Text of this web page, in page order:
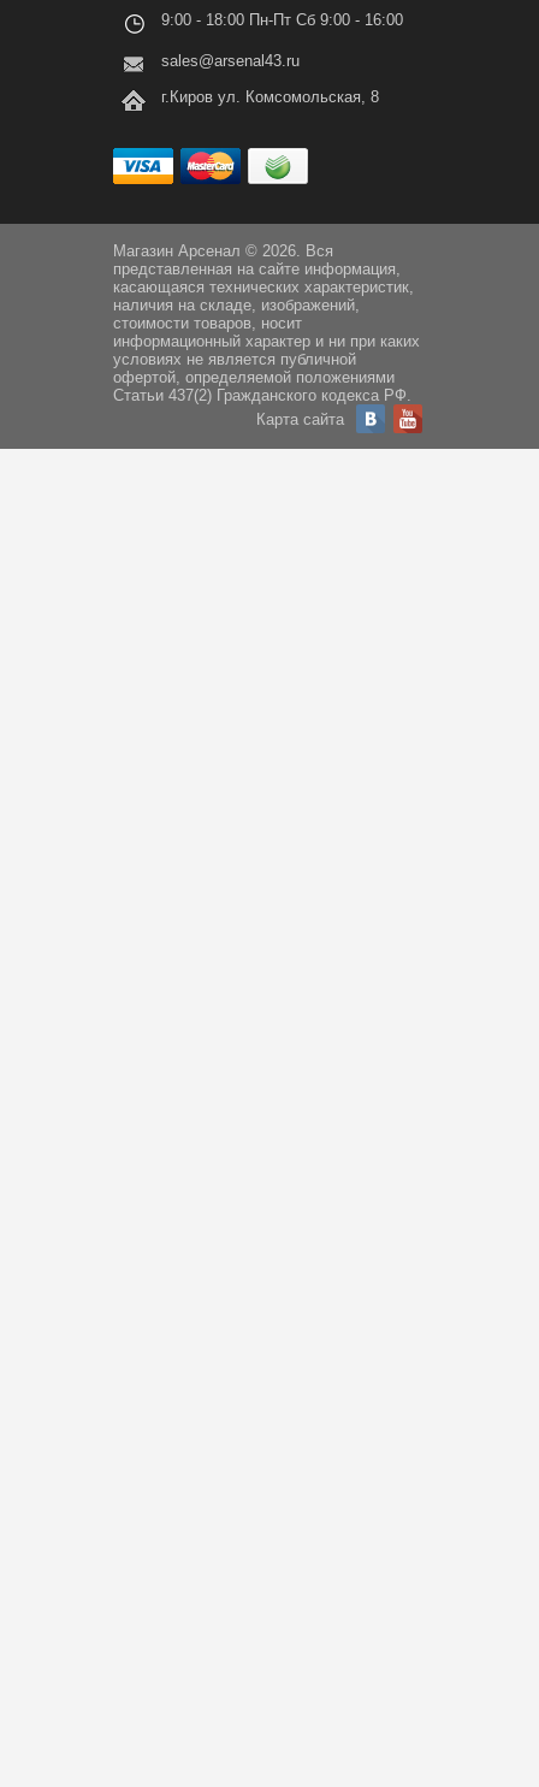
9:00 - 18:00 Пн-Пт Сб 9:00 - 16:00
sales@arsenal43.ru
г.Киров ул. Комсомольская, 8
Магазин Арсенал © 2026. Вся
представленная на сайте информация,
касающаяся технических характеристик,
наличия на складе, изображений,
стоимости товаров, носит
информационный характер и ни при каких
условиях не является публичной
офертой, определяемой положениями
Статьи 437(2) Гражданского кодекса РФ.
Карта сайта